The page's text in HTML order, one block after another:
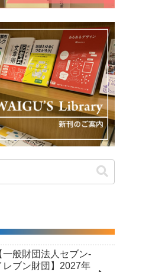
一般財団法人セブン-
レブン財団】2027年